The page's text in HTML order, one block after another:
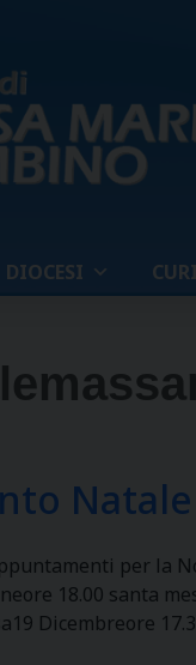
DIOCESI
Natale
per la
18.00 santa
Dicembreore